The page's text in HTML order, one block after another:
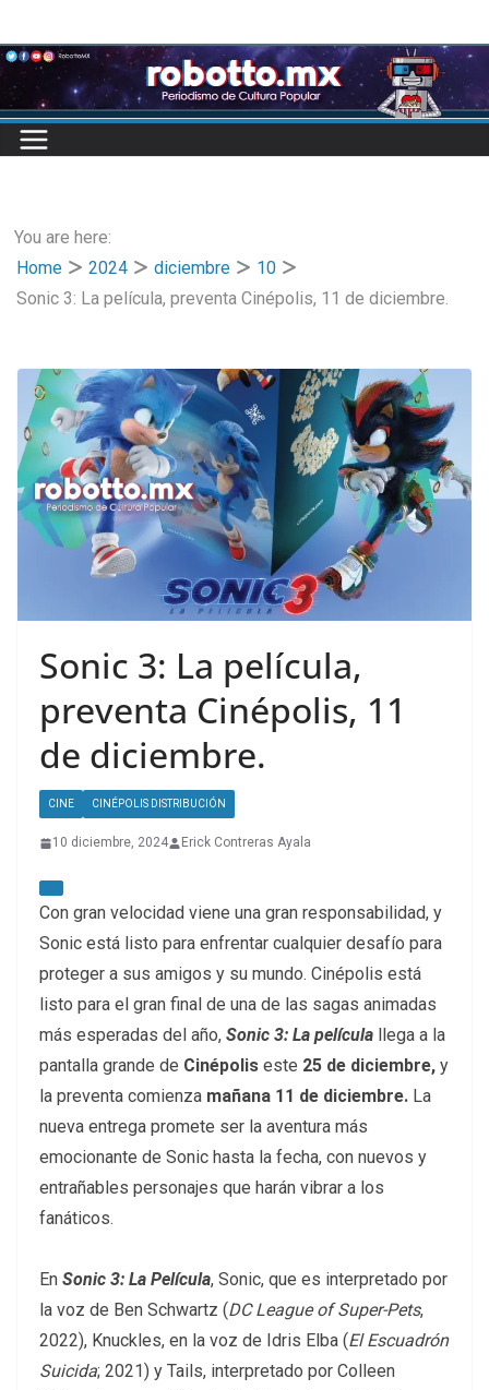
to
content
You are here:
Home
2024 diciembre
10
Sonic 3: La película, preventa Cinépolis, 11 de diciembre.
Sonic 3: La película,
preventa Cinépolis, 11
de diciembre.
CINE CINÉPOLIS DISTRIBUCIÓN
10 diciembre, 2024 Erick Contreras Ayala
Con gran velocidad viene una gran responsabilidad, y
Sonic está listo para enfrentar cualquier desafío para
proteger a sus amigos y su mundo. Cinépolis está
listo para el gran final de una de las sagas animadas
más esperadas del año, Sonic 3: La película llega a la
pantalla grande de Cinépolis este 25 de diciembre, y
la preventa comienza mañana 11 de diciembre. La
nueva entrega promete ser la aventura más
emocionante de Sonic hasta la fecha, con nuevos y
entrañables personajes que harán vibrar a los
fanáticos.
En Sonic 3: La Película, Sonic, que es interpretado por
la voz de Ben Schwartz (DC League of Super-Pets,
2022), Knuckles, en la voz de Idris Elba (El Escuadrón
Suicida; 2021) y Tails, interpretado por Colleen